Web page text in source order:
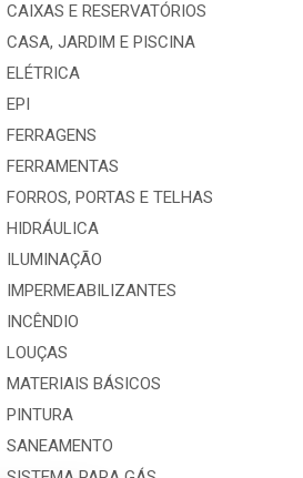
CAIXAS E RESERVATÓRIOS
CASA, JARDIM E PISCINA
ELÉTRICA
EPI
FERRAGENS
FERRAMENTAS
FORROS, PORTAS E TELHAS
HIDRÁULICA
ILUMINAÇÃO
IMPERMEABILIZANTES
INCÊNDIO
LOUÇAS
MATERIAIS BÁSICOS
PINTURA
SANEAMENTO